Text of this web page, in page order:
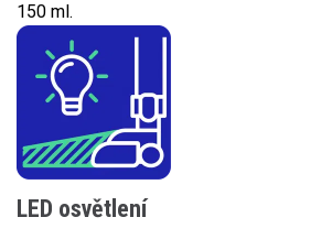
150 ml.
LED osvětlení